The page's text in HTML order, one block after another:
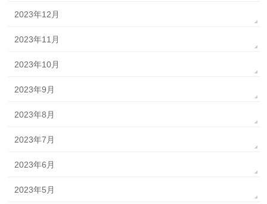
2023年12月
2023年11月
2023年10月
2023年9月
2023年8月
2023年7月
2023年6月
2023年5月